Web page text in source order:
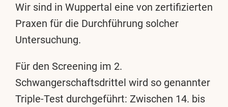
Wir sind in Wuppertal eine von zertifizierten
Praxen für die Durchführung solcher
Untersuchung.
Für den Screening im 2.
Schwangerschaftsdrittel wird so genannter
Triple-Test durchgeführt: Zwischen 14. bis